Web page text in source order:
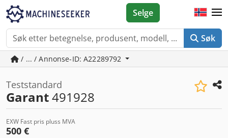
Søk
Selge
/ ... / Annonse-ID: A22289792
Teststandard
Garant491928
EXW Fast pris pluss MVA
500 €